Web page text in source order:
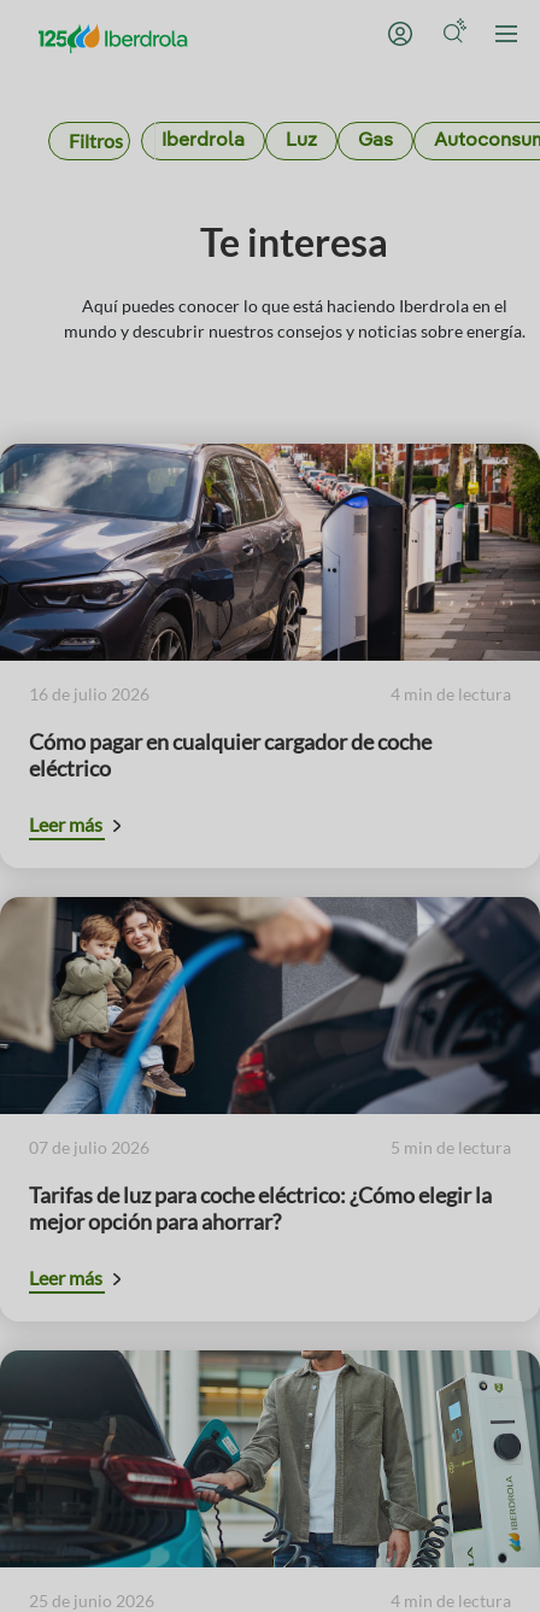
Filtros Iberdrola Luz Gas
Te interesa
Aquí puedes conocer lo que está haciendo Iberdrola en el
mundo y descubrir nuestros consejos y noticias sobre energía.
16 de julio 2026 4 min de lectura
Cómo pagar en cualquier cargador de coche
eléctrico
Leer más
07 de julio 2026 5 min de lectura
Tarifas de luz para coche eléctrico: ¿Cómo elegir la
mejor opción para ahorrar?
Leer más
25 de junio 2026 4 min de lectura